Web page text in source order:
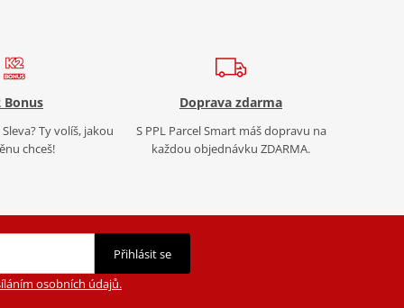
Bonus
Ty volíš, jakou
chceš!
Doprava zdarma
S PPL Parcel Smart máš dopravu na
každou objednávku ZDARMA.
Přihlásit se
osobních údajů.